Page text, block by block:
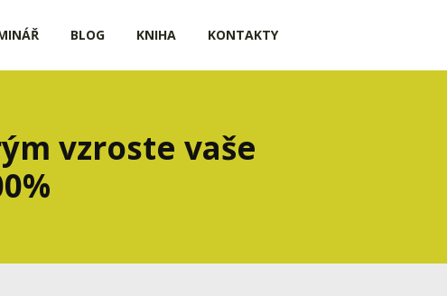
BLOG KNIHA KONTAKTY
vzroste vaše